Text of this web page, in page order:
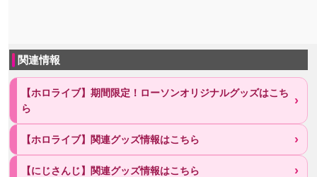
関連情報
【ホロライブ】期間限定！ローソンオリジナルグッズはこち
ら
【ホロライブ】関連グッズ情報はこちら
【にじさんじ】関連グッズ情報はこちら